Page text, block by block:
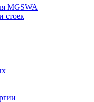
MGSWA
стоек